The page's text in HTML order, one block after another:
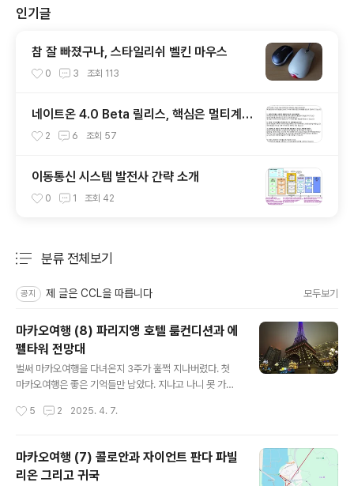
인기글
참 잘 빠졌구나, 스타일리쉬 벨킨 마우스
0 3 조회 113
네이트온 4.0 Beta 릴리스, 핵심은 멀티계정
과 미니클럽
2 6 조회 57
이동통신 시스템 발전사 간략 소개
0 1 조회 42
분류 전체보기
공지 제 글은 CCL을 따릅니다 모두보기
마카오여행 (8) 파리지앵 호텔 룸컨디션과 에
펠타워 전망대
벌써 마카오여행을 다녀온지 3주가 훌쩍 지나버렸다. 첫
마카오여행은 좋은 기억들만 남았다. 지나고 나니 못 가본
어 아쉬운 부분이 있지만, 어디 첫 여행에서 모든 것을 얻을
로그의 리퍼러에 자주 잡힌 키워드는 '파리지앵 호텔'이었
다. 호텔정보에 관심이 많은 것 같아, 따로 호텔 룸 컨디션
에 대해서만 포스팅을 하나 남기려 한다. 파리지앵 호텔을
5 2 2025. 4. 7.
마카오여행 (7) 콜로안과 자이언트 판다 파빌
리온 그리고 귀국